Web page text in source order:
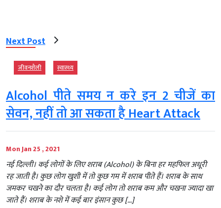
Next Post
जीवनशैली स्‍वास्‍थ्‍य
Alcohol पीते समय न करे इन 2 चीजें का
सेवन, नहीं तो आ सकता है Heart Attack
Mon Jan 25 , 2021
नई दिल्ली। कई लोगों के लिए शराब (Alcohol) के बिना हर महफिल अधूरी
रह जाती है। कुछ लोग खुशी में तो कुछ गम में शराब पीते हैं। शराब के साथ
जमकर चखने का दौर चलता है। कई लोग तो शराब कम और चखना ज्यादा खा
जाते हैं। शराब के नशे में कई बार इंसान कुछ […]